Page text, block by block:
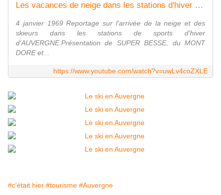
Les vacances de neige dans les stations d'hiver d'Auvergne
4 janvier 1969 Reportage sur l'arrivée de la neige et des
skieurs dans les stations de sports d'hiver
d'AUVERGNE.Présentation de SUPER BESSE, du MONT
DORE et...
https://www.youtube.com/watch?v=uwLv4coZXLE
#c'était hier #tourisme #Auvergne